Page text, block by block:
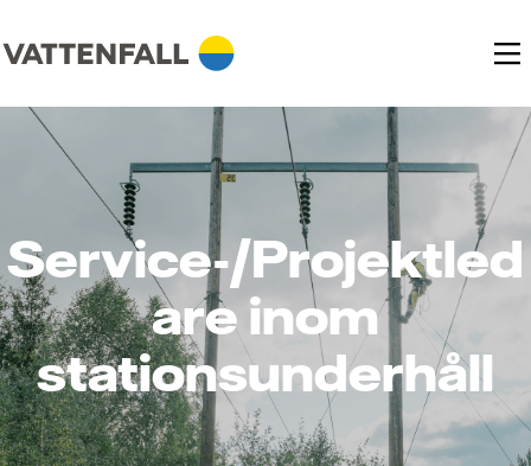
Service-/Projektled
are inom
stationsunderhåll